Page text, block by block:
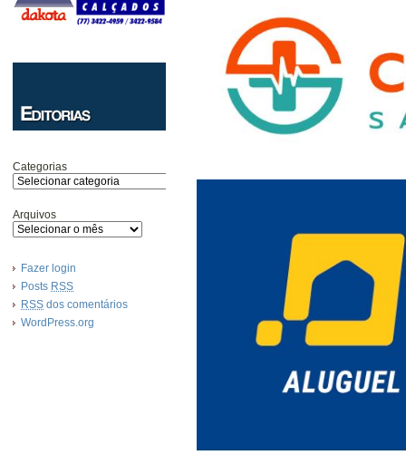
Categorias
Arquivos
Fazer login
Posts RSS
RSS dos comentários
WordPress.org